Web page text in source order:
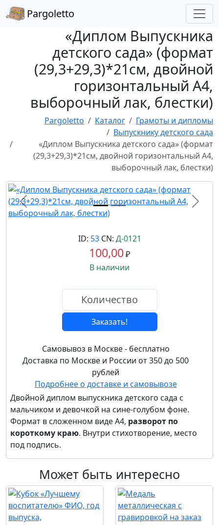
Pargoletto
«Диплом Выпускника
детского сада» (формат
(29,3+29,3)*21см, двойной
горизонтальный А4,
выборочный лак, блестки)
Pargoletto Каталог
Грамоты и дипломы
Выпускнику детского сада
«Диплом Выпускника детского сада» (формат
(29,3+29,3)*21см, двойной горизонтальный А4,
выборочный лак, блестки)
Назад
ID: 53CN: Д-0121
100,00₽
В наличии
Заказать!
Самовывоз в Москве - бесплатно
Доставка по Москве и России от 350 до 500
рублей
Подробнее о доставке и самовывозе
Двойной диплом выпускника детского сада с
мальчиком и девочкой на сине-голубом фоне.
Формат в сложенном виде А4, разворот по
короткому краю. Внутри стихотворение, место
под подпись.
Может быть интересно